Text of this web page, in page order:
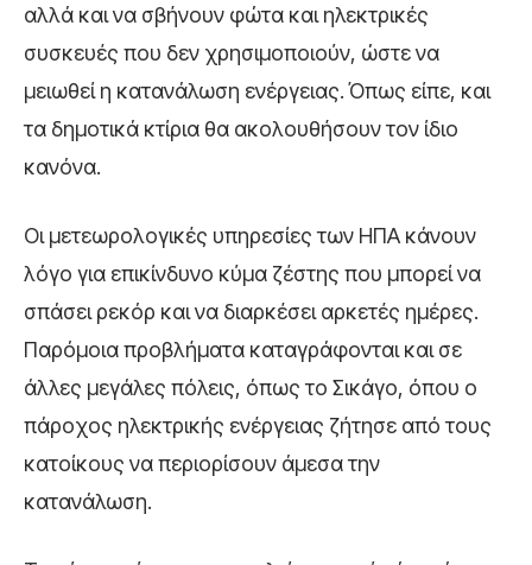
αλλά και να σβήνουν φώτα και ηλεκτρικές
συσκευές που δεν χρησιμοποιούν, ώστε να
μειωθεί η κατανάλωση ενέργειας. Όπως είπε, και
τα δημοτικά κτίρια θα ακολουθήσουν τον ίδιο
κανόνα.
Οι μετεωρολογικές υπηρεσίες των ΗΠΑ κάνουν
λόγο για επικίνδυνο κύμα ζέστης που μπορεί να
σπάσει ρεκόρ και να διαρκέσει αρκετές ημέρες.
Παρόμοια προβλήματα καταγράφονται και σε
άλλες μεγάλες πόλεις, όπως το Σικάγο, όπου ο
πάροχος ηλεκτρικής ενέργειας ζήτησε από τους
κατοίκους να περιορίσουν άμεσα την
κατανάλωση.